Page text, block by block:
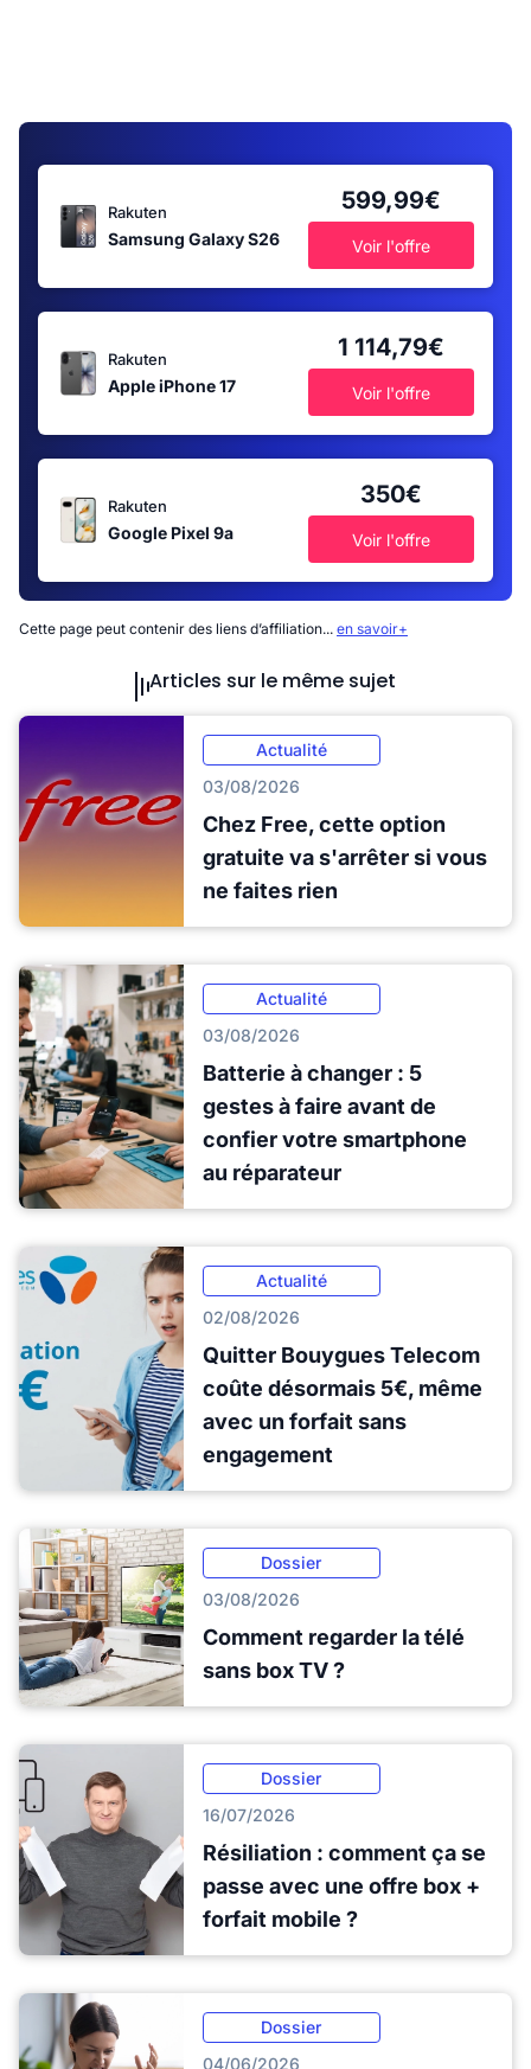
Rakuten
Samsung Galaxy S26
599,99€
Voir l'offre
Rakuten
Apple iPhone 17
1 114,79€
Voir l'offre
Rakuten
Google Pixel 9a
350€
Voir l'offre
Cette page peut contenir des liens d’affiliation... en savoir+
Articles sur le même sujet
Actualité
03/08/2026
Chez Free, cette option
gratuite va s'arrêter si vous
ne faites rien
Actualité
03/08/2026
Batterie à changer : 5
gestes à faire avant de
confier votre smartphone
au réparateur
Actualité
02/08/2026
Quitter Bouygues Telecom
coûte désormais 5€, même
avec un forfait sans
engagement
Dossier
03/08/2026
Comment regarder la télé
sans box TV ?
Dossier
16/07/2026
Résiliation : comment ça se
passe avec une offre box +
forfait mobile ?
Dossier
04/06/2026